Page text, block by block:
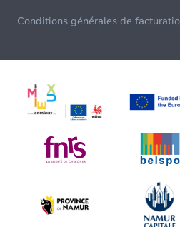
Conditions générales de